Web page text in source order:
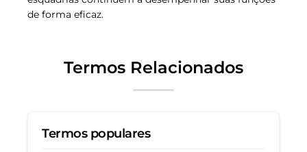
de forma eficaz.
Termos Relacionados
Termos populares